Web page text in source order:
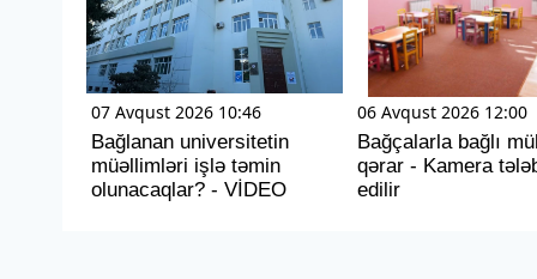
07 Avqust 2026 10:46
Bağlanan universitetin
müəllimləri işlə təmin
olunacaqlar? - VİDEO
06 Avqust 2026 12:00
Bağçalarla bağlı
qərar - Kamera
edilir